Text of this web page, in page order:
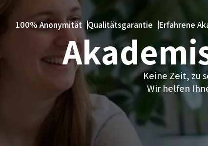
100% Anonymität Qualitätsgarantie Erfahrene
Keine Zeit, zu
Wir helfen